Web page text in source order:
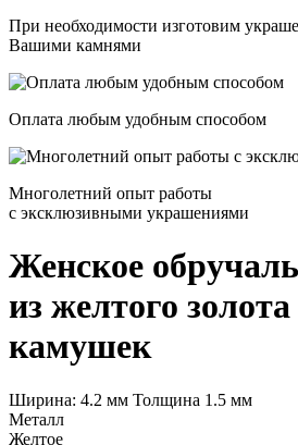
При необходимости изготовим
Вашими камнями
Оплата любым удобным способом
Многолетний опыт работы
с эксклюзивными украшениями
Женское
из желтого золота
камушек
Ширина: 4.2 мм Толщина 1.5 мм
Металл
Желтое